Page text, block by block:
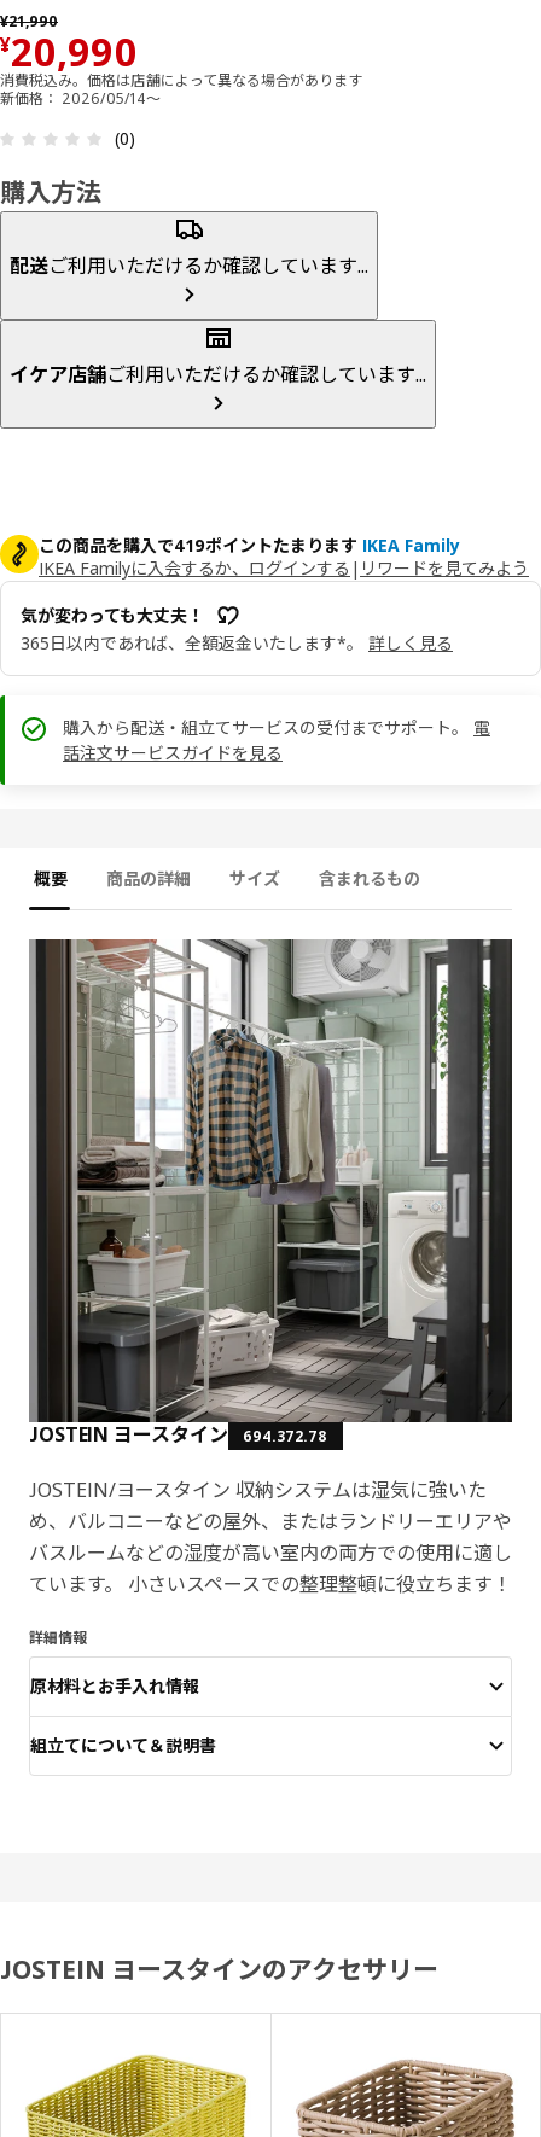
¥21,990
以前の価格 ¥ 21990
¥20,990
価格 ¥ 20990
消費税込み。価格は店舗によって異なる場合があります
新価格： 2026/05/14～
(0)
購入方法
配送ご利用いただけるか確認しています...
イケア店舗ご利用いただけるか確認しています...
この商品を購入で419ポイントたまります IKEA Family
IKEA Familyに入会するか、ログインする | リワードを見てみよう
気が変わっても大丈夫！
365日以内であれば、全額返金いたします*。
詳しく見る
購入から配送・組立てサービスの受付までサポート。
電
話注文サービスガイドを見る
概要 商品の詳細 サイズ 含まれるもの
JOSTEIN ヨースタイン 694.372.78
JOSTEIN/ヨースタイン 収納システムは湿気に強いた
め、バルコニーなどの屋外、またはランドリーエリアや
バスルームなどの湿度が高い室内の両方での使用に適し
ています。 小さいスペースでの整理整頓に役立ちます！
詳細情報
原材料とお手入れ情報
組立てについて＆説明書
JOSTEIN ヨースタインのアクセサリー